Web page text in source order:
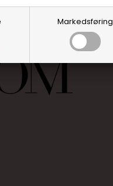
Markedsføring